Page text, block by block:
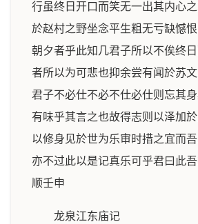
行虽终日开口而笑无一出其内心
於赵村之野坐念平生粗无亏缺憾
朝夕者乎此知几君子所以不俟终
者所以为可悲也抑余尝有闻於苏
君子不必仕不必不仕必仕则忘其
有味乎其言之也故得志则以泽加
以修身见於世为乐审时措之宜而
亦不过此以是记真乐可乎君曰此
顺壬申
龙泉江东庙记